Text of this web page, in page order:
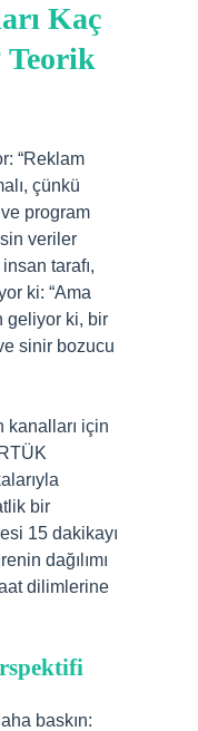
Kaç
Teorik
“Reklam
çünkü
program
veriler
tarafı,
ki: “Ama
geliyor ki, bir
sinir bozucu
kanalları için
bir
15 dakikayı
dağılımı
dilimlerine
baskın: